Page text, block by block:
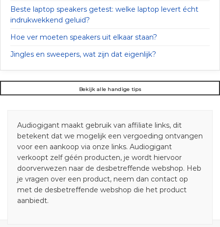
Beste laptop speakers getest: welke laptop levert écht
indrukwekkend geluid?
Hoe ver moeten speakers uit elkaar staan?
Jingles en sweepers, wat zijn dat eigenlijk?
Bekijk alle handige tips
Audiogigant maakt gebruik van affiliate links, dit
betekent dat we mogelijk een vergoeding ontvangen
voor een aankoop via onze links. Audiogigant
verkoopt zelf géén producten, je wordt hiervoor
doorverwezen naar de desbetreffende webshop. Heb
je vragen over een product, neem dan contact op
met de desbetreffende webshop die het product
aanbiedt.